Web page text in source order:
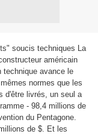
soucis techniques La
américain
technique avance le
normes que les
d'être livrés, un seul a
- 98,4 millions de
du Pentagone.
de $. Et les